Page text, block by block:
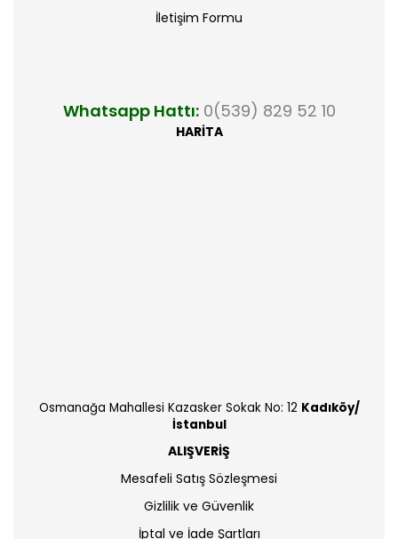
İletişim Formu
Whatsapp Hattı: 0(539) 829 52 10
HARİTA
Osmanağa Mahallesi Kazasker Sokak No: 12 Kadıköy/
İstanbul
ALIŞVERİŞ
Mesafeli Satış Sözleşmesi
Gizlilik ve Güvenlik
İptal ve İade Şartları